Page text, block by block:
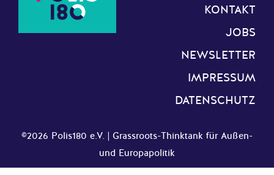
KONTAKT
JOBS
NEWSLETTER
IMPRESSUM
DATENSCHUTZ
©2026 Polis180 e.V. | Grassroots-Thinktank für Außen-
und Europapolitik